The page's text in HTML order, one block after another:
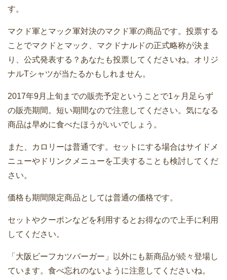
す。
マクド軍とマック軍対決のマクド軍の商品です。投票する
ことでマクドとマック、マクドナルドの正式略称が決ま
り、公式発表する？あなたも投票してくださいね。オリジ
ナルTシャツが当たるかもしれません。
2017年9月上旬までの販売予定ということで1ヶ月足らず
の販売期間。短い期間なので注意してください。気になる
商品は早めに食べたほうがいいでしょう。
また、カロリーは普通です。セットにする場合はサイドメ
ニューやドリンクメニューを工夫することも検討してくだ
さい。
価格も期間限定商品としては普通の価格です。
セットやクーポンなどを利用するとお得なので上手に利用
してください。
「大阪ビーフカツバーガー」以外にも新商品が続々登場し
ています。食べ忘れのないように注意してくださいね。